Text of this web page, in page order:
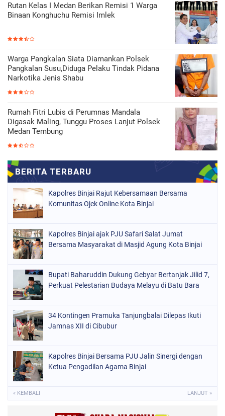
Rutan Kelas I Medan Berikan Remisi 1 Warga
Binaan Konghuchu Remisi Imlek
Warga Pangkalan Siata Diamankan Polsek
Pangkalan Susu,Diduga Pelaku Tindak Pidana
Narkotika Jenis Shabu
Rumah Fitri Lubis di Perumnas Mandala
Digasak Maling, Tunggu Proses Lanjut Polsek
Medan Tembung
Kapolres Binjai Rajut Kebersamaan Bersama
Komunitas Ojek Online Kota Binjai
Kapolres Binjai ajak PJU Safari Salat Jumat
Bersama Masyarakat di Masjid Agung Kota Binjai
Bupati Baharuddin Dukung Gebyar Bertanjak Jilid 7,
Perkuat Pelestarian Budaya Melayu di Batu Bara
34 Kontingen Pramuka Tanjungbalai Dilepas Ikuti
Jamnas XII di Cibubur
Kapolres Binjai Bersama PJU Jalin Sinergi dengan
Ketua Pengadilan Agama Binjai
« KEMBALI LANJUT »